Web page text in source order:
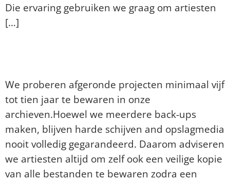
Die ervaring gebruiken we graag om artiesten
[…]
We proberen afgeronde projecten minimaal vijf
tot tien jaar te bewaren in onze
archieven.Hoewel we meerdere back-ups
maken, blijven harde schijven and opslagmedia
nooit volledig gegarandeerd. Daarom adviseren
we artiesten altijd om zelf ook een veilige kopie
van alle bestanden te bewaren zodra een